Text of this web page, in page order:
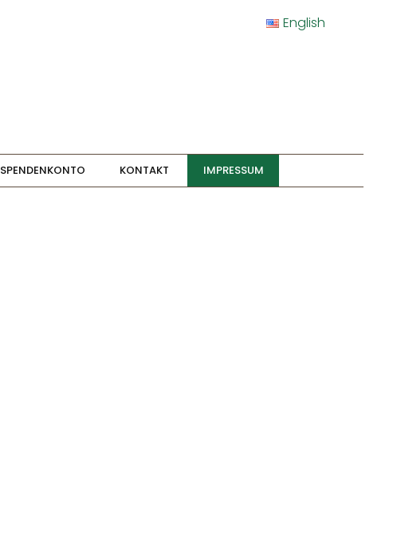
English
SPENDENKONTO KONTAKT IMPRESSUM